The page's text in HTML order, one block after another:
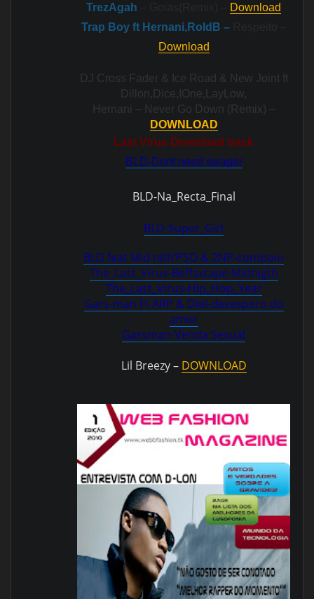
TrezAgah
Download
Trap Boy ft Hernani,RoldB –
Download
DJ Cross Fader & Ice Road & New Joint ft
Dillon,Dice,IOne,LayLow,
Hernani – Never Go Down (Remix) –
DOWNLOAD
Last Virus Download track
BLD-Dont need swager
BLD-Na_Recta_Final
BLD-Super_Girl
BLD feat Mid nith’PSO & 2NP-comboio
The_Last_Virus-Beffsxtape-Midnigth
The_Last_Virus-Hip_Hop_Year
Gars-man Ft ARP & Diel-desespero do
amor
Garsman-Venda Sexual
Lil Breezy – DOWNLOAD